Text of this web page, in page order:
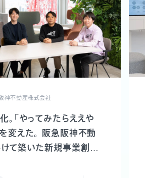
神不動産株式会社
。「やってみたらええや
変えた。 阪急阪神不動
て築いた新規事業創出